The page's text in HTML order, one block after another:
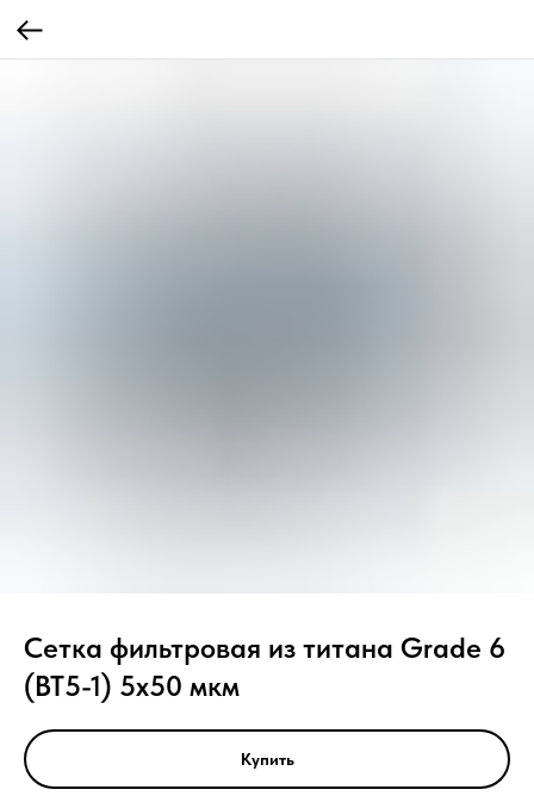
Сетка фильтровая из титана Grade 6
(ВТ5-1) 5x50 мкм
Купить